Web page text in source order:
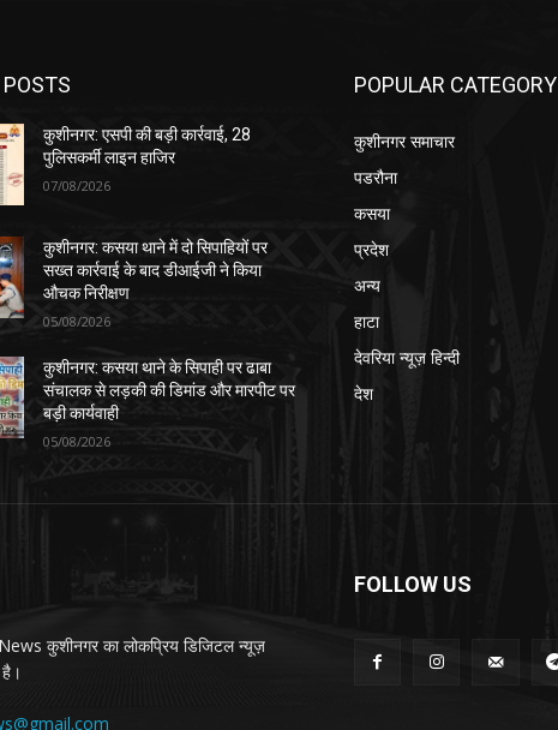
कुशीनगर: एसपी की बड़ी कार्रवाई, 28
पुलिसकर्मी लाइन हाजिर
07/08/2026
कुशीनगर: कसया थाने में दो सिपाहियों पर
सख्त कार्रवाई के बाद डीआईजी ने किया
औचक निरीक्षण
05/08/2026
कुशीनगर: कसया थाने के सिपाही पर ढाबा
संचालक से लड़की की डिमांड और मारपीट पर
बड़ी कार्यवाही
05/08/2026
POPULAR CATEGORY
कुशीनगर समाचार
पडरौना
कसया
प्रदेश
अन्य
हाटा
देवरिया न्यूज़ हिन्दी
देश
कुशीनगर का लोकप्रिय डिजिटल न्यूज़
FOLLOW US